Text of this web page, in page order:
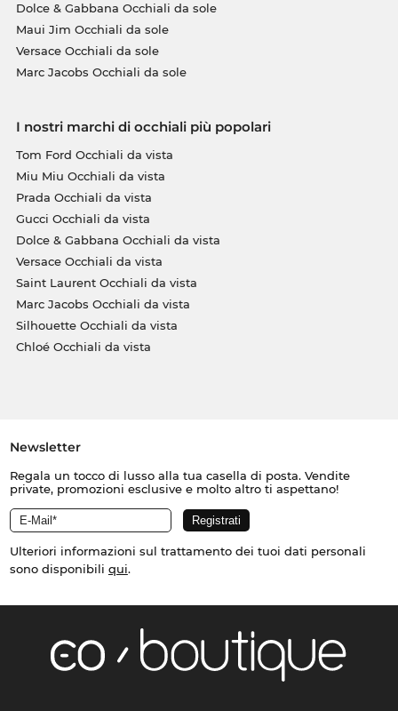
Dolce & Gabbana Occhiali da sole
Maui Jim Occhiali da sole
Versace Occhiali da sole
Marc Jacobs Occhiali da sole
I nostri marchi di occhiali più popolari
Tom Ford Occhiali da vista
Miu Miu Occhiali da vista
Prada Occhiali da vista
Gucci Occhiali da vista
Dolce & Gabbana Occhiali da vista
Versace Occhiali da vista
Saint Laurent Occhiali da vista
Marc Jacobs Occhiali da vista
Silhouette Occhiali da vista
Chloé Occhiali da vista
Newsletter
Regala un tocco di lusso alla tua casella di posta. Vendite
private, promozioni esclusive e molto altro ti aspettano!
Ulteriori informazioni sul trattamento dei tuoi dati personali
sono disponibili qui.